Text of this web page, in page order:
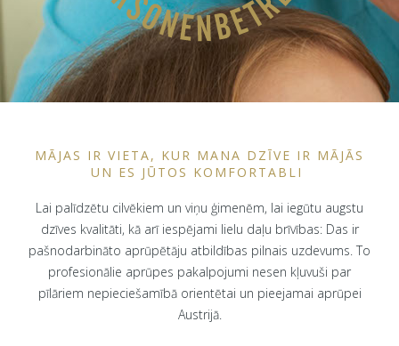
MĀJAS IR VIETA, KUR MANA DZĪVE IR MĀJĀS
UN ES JŪTOS KOMFORTABLI
Lai palīdzētu cilvēkiem un viņu ģimenēm, lai iegūtu augstu
dzīves kvalitāti, kā arī iespējami lielu daļu brīvības: Das ir
pašnodarbināto aprūpētāju atbildības pilnais uzdevums. To
profesionālie aprūpes pakalpojumi nesen kļuvuši par
pīlāriem nepieciešamībā orientētai un pieejamai aprūpei
Austrijā.